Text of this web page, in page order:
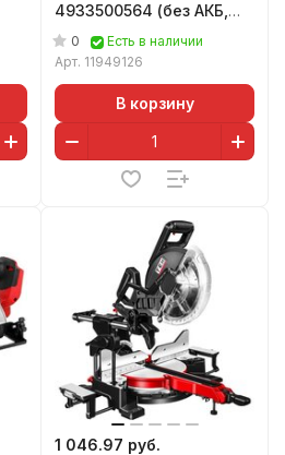
4933500564 (без АКБ,
кейс)
0
Есть в наличии
Арт. 11949126
В корзину
1 046.97 руб.